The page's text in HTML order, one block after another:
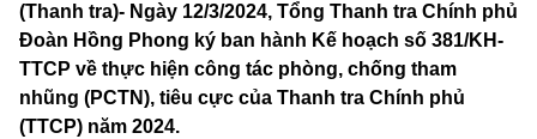
(Thanh tra)- Ngày 12/3/2024, Tổng Thanh tra Chính phủ
Đoàn Hồng Phong ký ban hành Kế hoạch số 381/KH-
TTCP về thực hiện công tác phòng, chống tham
nhũng (PCTN), tiêu cực của Thanh tra Chính phủ
(TTCP) năm 2024.